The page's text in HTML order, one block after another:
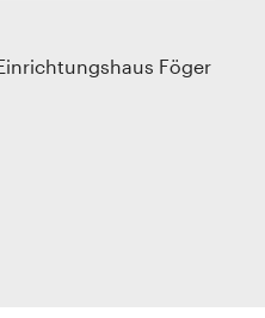
Föger